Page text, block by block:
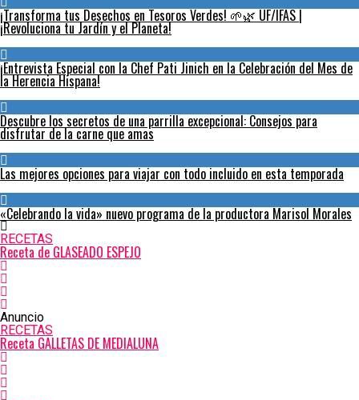
¡Transforma tus Desechos en Tesoros Verdes! 🌱🌿 UF/IFAS |
¡Revoluciona tu Jardín y el Planeta!
¡Entrevista Especial con la Chef Pati Jinich en la Celebración del Mes de
la Herencia Hispana!
Descubre los secretos de una parrilla excepcional: Consejos para
disfrutar de la carne que amas
Las mejores opciones para viajar con todo incluido en esta temporada
«Celebrando la vida» nuevo programa de la productora Marisol Morales
RECETAS
Receta de GLASEADO ESPEJO
Anuncio
RECETAS
Receta GALLETAS DE MEDIALUNA